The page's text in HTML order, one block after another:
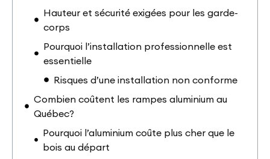
Hauteur et sécurité exigées pour les garde-
corps
Pourquoi l’installation professionnelle est
essentielle
Risques d’une installation non conforme
Combien coûtent les rampes aluminium au
Québec?
Pourquoi l’aluminium coûte plus cher que le
bois au départ